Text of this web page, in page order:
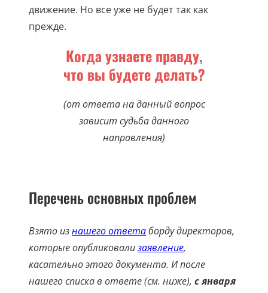
движение. Но все уже не будет так как
прежде.
Когда узнаете правду,
что вы будете делать?
(от ответа на данный вопрос
зависит судьба данного
направления)
Перечень основных проблем
Взято изнашего ответаборду директоров,
которые опубликовализаявление,
касательно этого документа. И после
нашего списка в ответе (см. ниже), с января